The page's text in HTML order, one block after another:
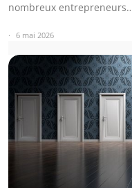
nombreux
6 mai 2026